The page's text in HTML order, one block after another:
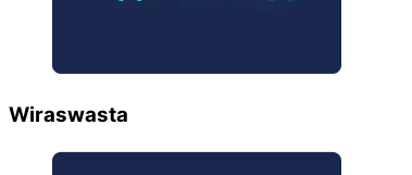
Wiraswasta